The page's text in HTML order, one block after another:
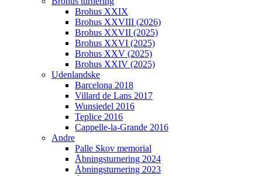
Brohus XXIX
Brohus XXVIII (2026)
Brohus XXVII (2025)
Brohus XXVI (2025)
Brohus XXV (2025)
Brohus XXIV (2025)
Udenlandske
Barcelona 2018
Villard de Lans 2017
Wunsiedel 2016
Teplice 2016
Cappelle-la-Grande 2016
Andre
Palle Skov memorial
Åbningsturnering 2024
Åbningsturnering 2023